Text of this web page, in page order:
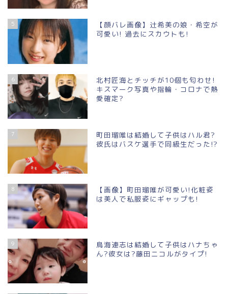
5
【顔バレ画像】辻希美の娘・希空が
可愛い! 過去にスカウトも!
6
北村匠海とチッチが10個も匂わせ!
キスマーク写真や指輪・コロナで熱
愛確定?
7
町田瑠唯は結婚して子供はハル君?
彼氏はバスケ選手で同級生だった!?
8
【画像】町田瑠唯が可愛い!化粧姿
は美人で私服姿にギャップも!
9
鳥海連志は結婚して子供はハナちゃ
ん?彼女は?藤田ニコルがタイプ!